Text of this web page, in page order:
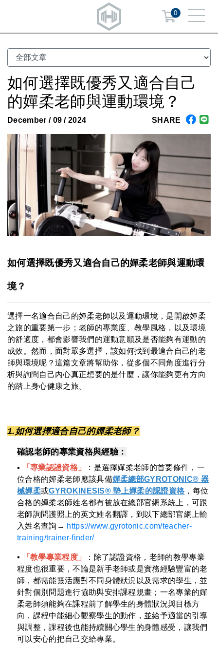
0
如何選擇既優秀又適合自己
的嬋柔老師與運動環境？
December / 09 / 2024 SHARE
如何選擇既優秀又適合自己的嬋柔老師與運動環
境？
選擇一名適合自己的嬋柔老師以及運動環境，是開啟嬋柔
之旅的重要第一步；老師的專業度、教學風格，以及環境
的舒適度，都會影響我們的運動意願及是否能夠有運動的
成效。然而，面對眾多選擇，該如何找到最適合自己的老
師與環境呢？這篇文章將幫助你，從多個不同角度進行分
析與詢問自己內心真正想要的是什麼，讓你能夠更有方向
的踏上身心健康之旅。
1.如何選擇適合自己的嬋柔老師？
確認老師的專業資格與經驗：
▪︎ 「專業認證資格」
：是選擇嬋柔老師的首要條件，一
位合格的嬋柔老師應該具備嬋柔總部GYROTONIC® 器
械嬋柔或GYROKINESIS® 墊上嬋柔的認證資格 ，每位
合格的嬋柔老師姓名都有被放在總部官網系統上，可跟
老師詢問護照上的英文姓名翻譯，到以下總部官網上輸
入姓名查詢→ https://www.gyrotonic.com/teacher-
training/trainer-finder/
▪︎ 「教學專業程度」
：除了認證資格，老師的教學專業
程度也很重要，不論是新手老師或是實務經驗豐富的老
師，都需能靈活應對不同身體狀況以及需求的學生，並
針對個別問題進行協助與安排課程規畫；一名專業的嬋
柔老師須能夠在課程前了解學生的身體狀況與目標方
向，課程中能細心觀察學生的動作，並給予適當的引導
與調整，課程後也能持續關心學生的身體感受，讓我們
可以安心的把自己交給專業。